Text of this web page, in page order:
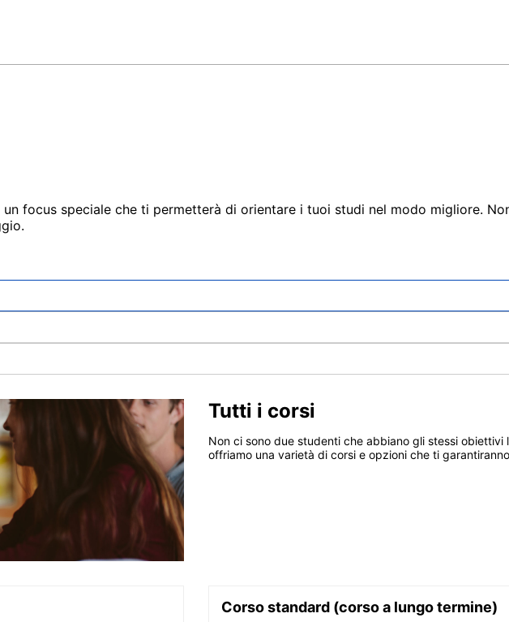
focus speciale che ti permetterà di orientare i tuoi studi nel modo migliore.
Tutti i corsi
Non ci sono due studenti che abbiano gli stessi
offriamo una varietà di corsi e opzioni che ti
Corso standard (corso a lungo termine)